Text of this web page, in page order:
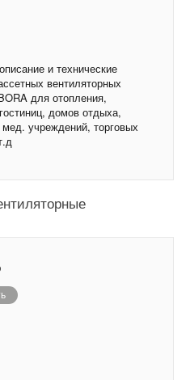
и технические
вентиляторных
для отопления,
домов отдыха,
учреждений, торговых